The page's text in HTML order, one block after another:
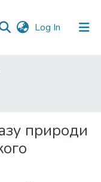
Log In (current)
природи